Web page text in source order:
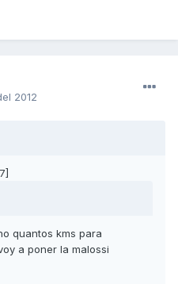
2012
quantos kms para
a poner la malossi